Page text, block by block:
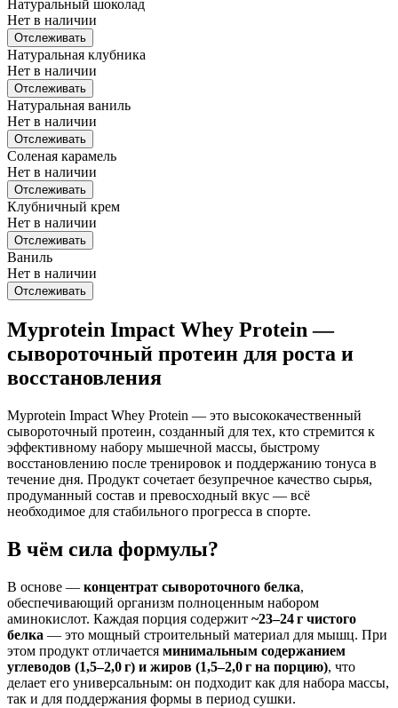
Натуральный шоколад
Нет в наличии
Отслеживать
Натуральная клубника
Нет в наличии
Отслеживать
Натуральная ваниль
Нет в наличии
Отслеживать
Соленая карамель
Нет в наличии
Отслеживать
Клубничный крем
Нет в наличии
Отслеживать
Ваниль
Нет в наличии
Отслеживать
Myprotein Impact Whey Protein —
сывороточный протеин для роста и
восстановления
Myprotein Impact Whey Protein — это высококачественный
сывороточный протеин, созданный для тех, кто стремится к
эффективному набору мышечной массы, быстрому
восстановлению после тренировок и поддержанию тонуса в
течение дня. Продукт сочетает безупречное качество сырья,
продуманный состав и превосходный вкус — всё
необходимое для стабильного прогресса в спорте.
В чём сила формулы?
В основе — концентрат сывороточного белка,
обеспечивающий организм полноценным набором
аминокислот. Каждая порция содержит ~23–24 г чистого
белка — это мощный строительный материал для мышц. При
этом продукт отличается минимальным содержанием
углеводов (1,5–2,0 г) и жиров (1,5–2,0 г на порцию), что
делает его универсальным: он подходит как для набора массы,
так и для поддержания формы в период сушки.